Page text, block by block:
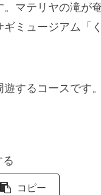
マテリヤの滝が
ミュージアム「
するコースです
る
コピー